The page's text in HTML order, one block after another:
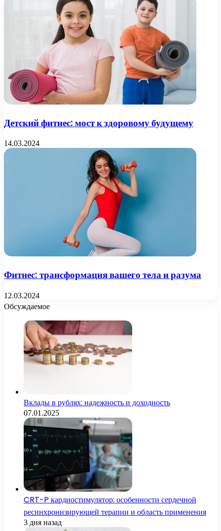
Детский фитнес: мост к здоровому будущему
14.03.2024
Фитнес: трансформация вашего тела и разума
12.03.2024
Обсуждаемое
Вклады в рублях: надежность и доходность
07.01.2025
CRT-P кардиостимулятор: особенности сердечной
ресинхронизирующей терапии и область применения
3 дня назад